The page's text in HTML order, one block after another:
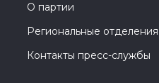
О партии
Региональные отделения
Контакты пресс-службы